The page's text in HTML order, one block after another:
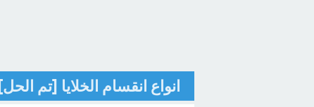
انواع انقسام الخلايا [تم الحل]